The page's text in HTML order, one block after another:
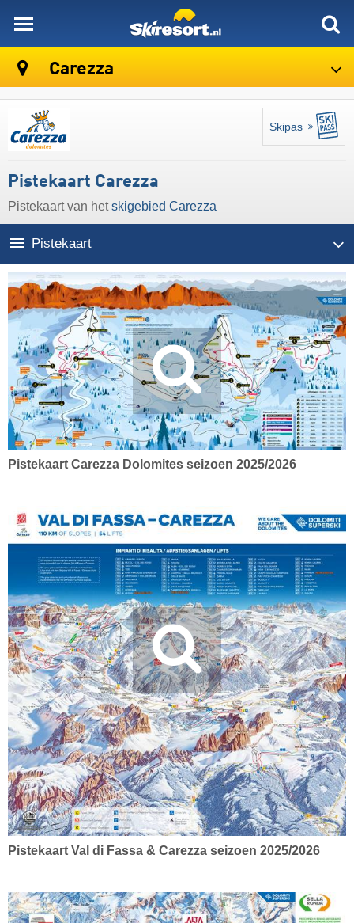
Carezza
Skipas
Pistekaart Carezza
Pistekaart van hetskigebied Carezza
Pistekaart
Pistekaart Carezza Dolomites seizoen 2025/2026
Pistekaart Val di Fassa & Carezza seizoen 2025/2026